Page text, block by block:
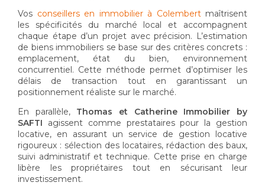
Vos conseillers en immobilier à Colembert maîtrisent
les spécificités du marché local et accompagnent
chaque étape d’un projet avec précision. L’estimation
de biens immobiliers se base sur des critères concrets :
emplacement, état du bien, environnement
concurrentiel. Cette méthode permet d’optimiser les
délais de transaction tout en garantissant un
positionnement réaliste sur le marché.
En parallèle, Thomas et Catherine Immobilier by
SAFTI agissent comme prestataires pour la gestion
locative, en assurant un service de gestion locative
rigoureux : sélection des locataires, rédaction des baux,
suivi administratif et technique. Cette prise en charge
libère les propriétaires tout en sécurisant leur
investissement.